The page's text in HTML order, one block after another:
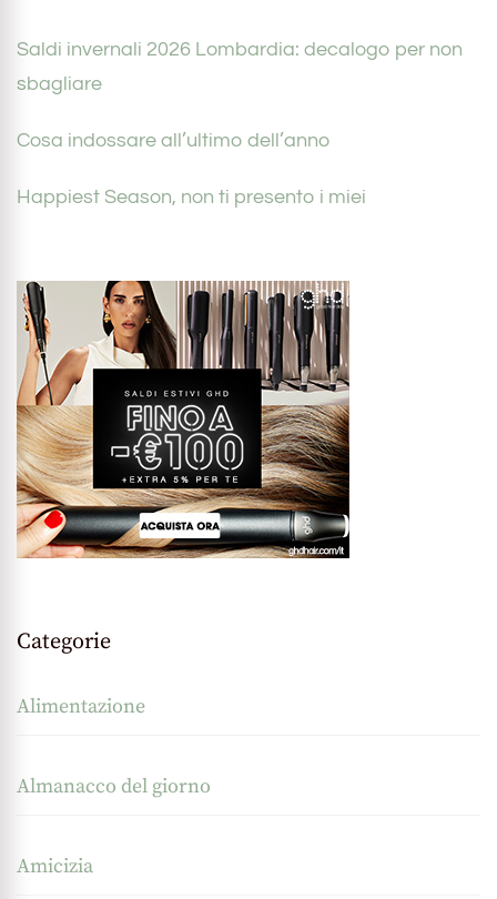
Saldi invernali 2026 Lombardia: decalogo per non
sbagliare
Cosa indossare all’ultimo dell’anno
Happiest Season, non ti presento i miei
Categorie
Alimentazione
Almanacco del giorno
Amicizia